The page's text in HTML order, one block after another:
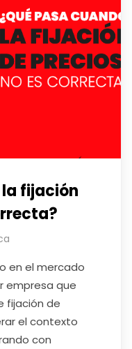
fijación
en el mercado
empresa que
fijación de
el contexto
con